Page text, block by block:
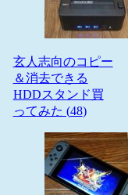
玄人志向のコピー
＆消去できる
HDDスタンド買
ってみた (48)